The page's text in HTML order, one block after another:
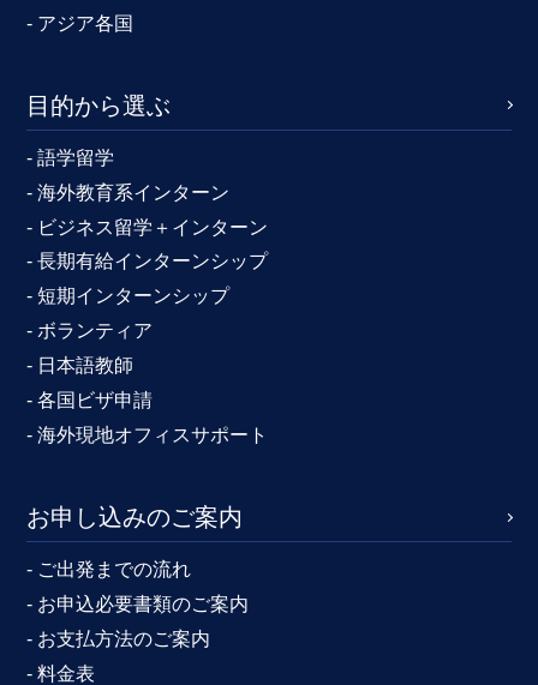
- アジア各国
目的から選ぶ
- 語学留学
- 海外教育系インターン
- ビジネス留学＋インターン
- 長期有給インターンシップ
- 短期インターンシップ
- ボランティア
- 日本語教師
- 各国ビザ申請
- 海外現地オフィスサポート
お申し込みのご案内
- ご出発までの流れ
- お申込必要書類のご案内
- お支払方法のご案内
- 料金表